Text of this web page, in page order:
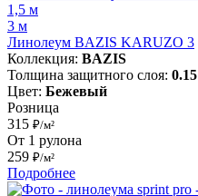
1,5 м
3 м
Линолеум BAZIS KARUZO 3
Коллекция: BAZIS
Толщина защитного слоя: 0.15
Цвет: Бежевый
Розница
315 ₽/м²
От 1 рулона
259 ₽/м²
Подробнее